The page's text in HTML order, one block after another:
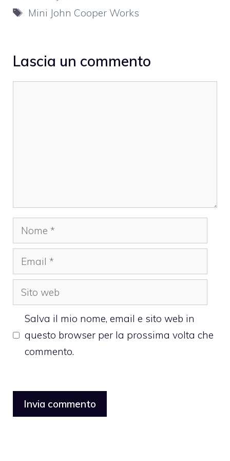
Tag
Mini John Cooper Works
Lascia un commento
Nome
Email
Sito
web
Salva il mio nome, email e sito web in
questo browser per la prossima volta che
commento.